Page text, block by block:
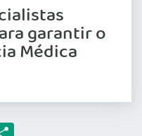
garantir o
Médica